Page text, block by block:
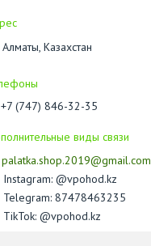
Алматы, Казахстан
+7 (747) 846-32-35
palatka.shop.2019@gmail.com
Instagram @vpohod.kz
Telegram 87478463235
TikTok @vpohod.kz